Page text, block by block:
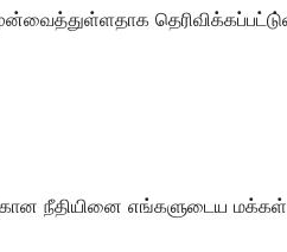
நீதியினை எங்களுடைய மக்கள்